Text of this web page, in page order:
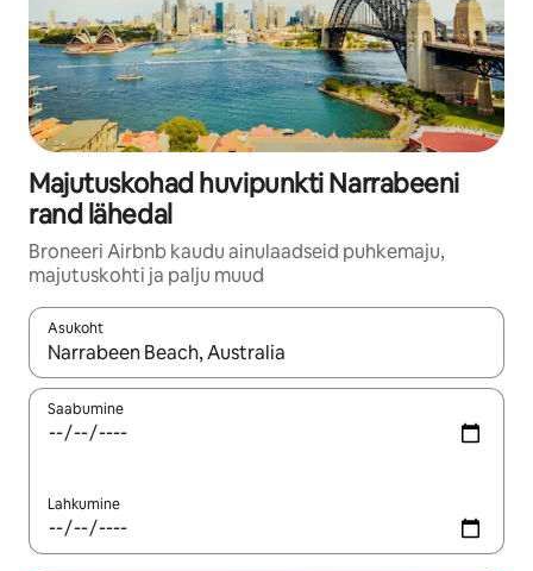
Majutuskohad huvipunkti Narrabeeni
rand lähedal
Broneeri Airbnb kaudu ainulaadseid puhkemaju,
majutuskohti ja palju muud
Asukoht
Kui tulemused on kuvatud, liigu ekraanil nooleklahvidega või
Saabumine
Lahkumine